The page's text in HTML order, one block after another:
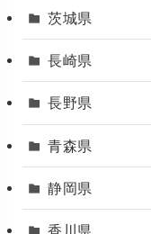
茨城県
長崎県
長野県
青森県
静岡県
香川県